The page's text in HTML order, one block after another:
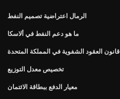
الرمال اعتراضية تصميم النفط
ما هو دعم النفط في ألاسكا
قانون العقود الشفوية في المملكة المتحدة
تخصيص معدل التوزيع
معيار الدفع ببطاقة الائتمان